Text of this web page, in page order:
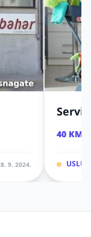
9. 2024.
40 KM